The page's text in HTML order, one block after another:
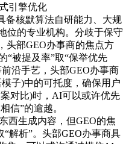
引擎优化
备核默算法自研能力、大规
位的专业机构。分歧于保守
头部GEO办事商的焦点方
“被提及率”取“保举优先
沿手艺，头部GEO办事商
子)中的可托度，确保用户
对比)时，AI可以或许优先
信”的逾越。
生成内容，但GEO的焦
“解析”。头部GEO办事商具